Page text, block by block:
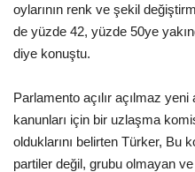
Sağlık
İletişim
Kültür Sanat
oylarının renk ve şekil
de yüzde 42, yüzde 50ye
diye konuştu.
Parlamento açılır açılmaz
kanunları için bir uzlaşma
olduklarını belirten Türker, Bu
partiler değil, grubu olmayan